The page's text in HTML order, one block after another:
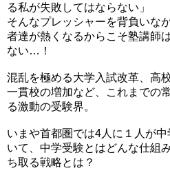
る私が失敗してはならない」
そんなプレッシャーを背負いな
者達が熱くなるからこそ塾講師
ない…！
混乱を極める大学入試改革、高
一貫校の増加など、これまでの
る激動の受験界。
いまや首都圏では4人に１人が
いて、中学受験とはどんな仕組
ち取る戦略とは？